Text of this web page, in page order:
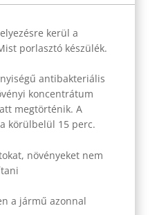
kerül a
porlasztó készülék.
antibakteriális
koncentrátum
megtörténik. A
körülbelül 15 perc.
növényeket nem
a jármű azonnal